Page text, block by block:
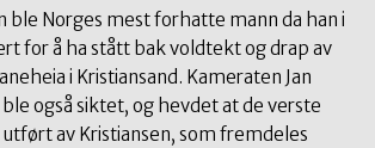
ble Norges mest forhatte mann da han i
for å ha stått bak voldtekt og drap av
i Kristiansand. Kameraten Jan
også siktet, og hevdet at de verste
av Kristiansen, som fremdeles